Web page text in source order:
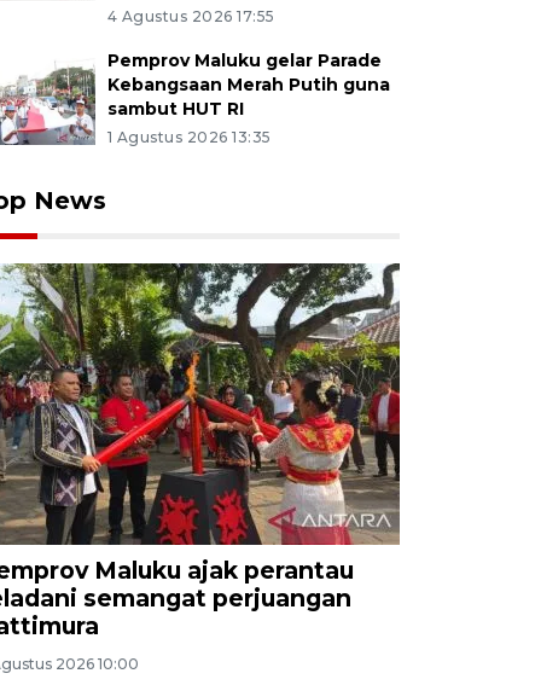
4 Agustus 2026 17:55
Pemprov Maluku gelar Parade
Kebangsaan Merah Putih guna
sambut HUT RI
1 Agustus 2026 13:35
News
Maluku ajak perantau
semangat perjuangan
2026 10:00